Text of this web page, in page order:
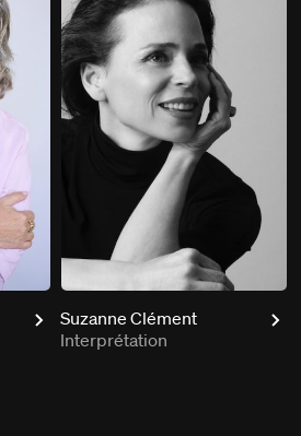
Suzanne Clément
Interprétation